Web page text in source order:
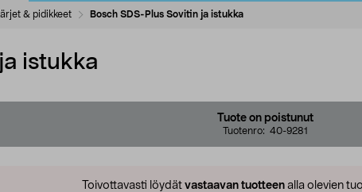
& pidikkeet Bosch SDS-Plus Sovitin ja istukka
istukka
Tuote on poistunut
Tuotenro: 40-9281
Toivottavasti löydät vastaavan tuotteen alla olevien